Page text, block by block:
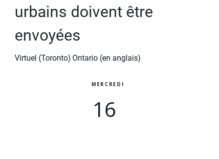
urbains doivent être
envoyées
Virtuel (Toronto) Ontario (en anglais)
MERCREDI
16